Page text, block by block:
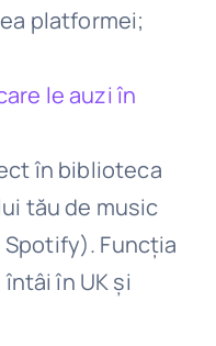
platformei;
le auzi în
în biblioteca
tău de music
Funcția
în UK și